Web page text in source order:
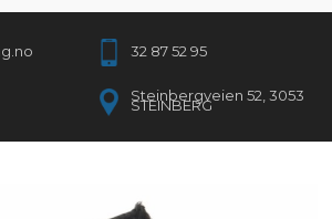
32 87 52 95
Steinbergveien 52, 3053
STEINBERG